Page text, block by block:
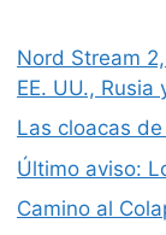
Nord Stream
EE. UU., Rusia
Las cloacas
Último aviso:
Camino al